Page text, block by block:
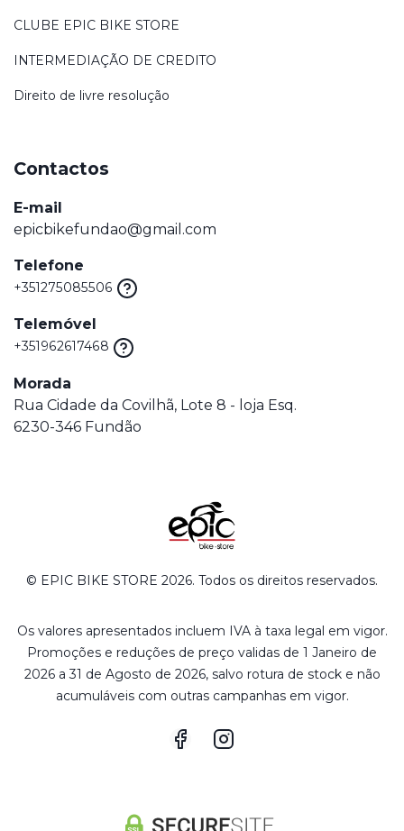
© EPIC BIKE STORE 2026. Todos os direitos reservados.
Os valores apresentados incluem IVA à taxa legal em vigor.
Promoções e reduções de preço validas de 1 Janeiro de
2026 a 31 de Agosto de 2026, salvo rotura de stock e não
acumuláveis com outras campanhas em vigor.
CLUBE EPIC BIKE STORE
INTERMEDIAÇÃO DE CREDITO
Direito de livre resolução
Contactos
E-mail
epicbikefundao@gmail.com
Telefone
+351275085506
Telemóvel
+351962617468
Morada
Rua Cidade da Covilhã, Lote 8 - loja Esq.
6230-346 Fundão